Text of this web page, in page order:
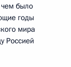
чем было
годы
мира
Россией